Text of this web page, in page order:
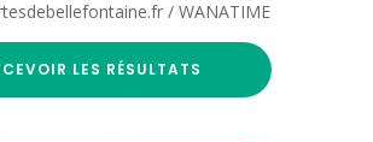
/ WANATIME
LES RÉSULTATS